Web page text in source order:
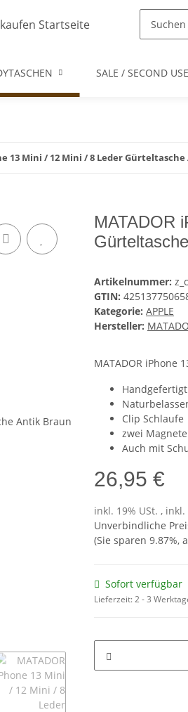
SALE / SECOND USE
13 Mini / 12 Mini / 8 Leder
MATADOR
Artikelnummer:
GTIN:
Kategorie: APPLE
Hersteller:
MATADOR iPhone
Clip Schlaufe
zwei Magnete
Auch mit
26,95 €
inkl. 19% USt. , inkl.
Unverbindliche
(Sie sparen 9.87%,
Sofort verfügbar
Lieferzeit:2 - 3